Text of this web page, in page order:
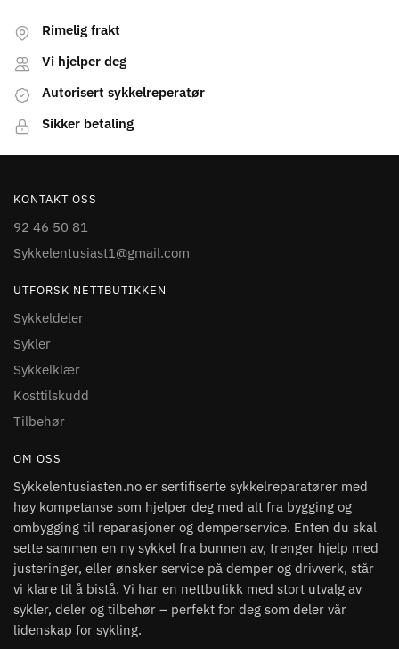
Rimelig frakt
Vi hjelper deg
Autorisert sykkelreperatør
Sikker betaling
KONTAKT OSS
92 46 50 81
Sykkelentusiast1@gmail.com
UTFORSK NETTBUTIKKEN
Sykkeldeler
Sykler
Sykkelklær
Kosttilskudd
Tilbehør
OM OSS
Sykkelentusiasten.no er sertifiserte sykkelreparatører med
høy kompetanse som hjelper deg med alt fra bygging og
ombygging til reparasjoner og demperservice. Enten du skal
sette sammen en ny sykkel fra bunnen av, trenger hjelp med
justeringer, eller ønsker service på demper og drivverk, står
vi klare til å bistå. Vi har en nettbutikk med stort utvalg av
sykler, deler og tilbehør – perfekt for deg som deler vår
lidenskap for sykling.